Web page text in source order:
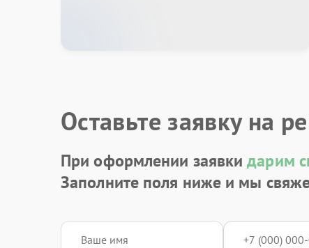
Оставьте заявку на
При оформлении заявкидарим
Заполните поля ниже и мы